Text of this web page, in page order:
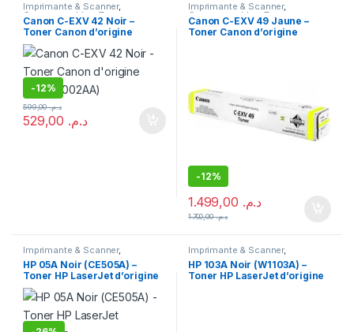
Imprimante & Scanner,
Consommables,Toner
Canon C-EXV 42 Noir –
Toner Canon d’origine
(6908B002AA)
-12%
د.م.
د.م.599,00
Imprimante & Scanner,
Consommables,Toner
Canon C-EXV 49 Jaune –
Toner Canon d’origine
-12%
د.م.
د.م.1.700,00
Imprimante & Scanner,
Consommables,Toner
HP 05A Noir (CE505A) –
Toner HP LaserJet d’origine
Imprimante & Scanner,
Consommables,Toner
HP 103A Noir (W1103A) –
Toner HP LaserJet d’origine